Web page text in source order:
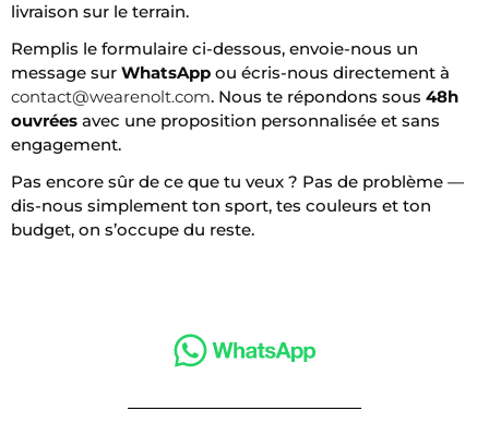
livraison sur le terrain.
Remplis le formulaire ci-dessous, envoie-nous un
message sur WhatsApp ou écris-nous directement à
contact@wearenolt.com. Nous te répondons sous 48h
ouvrées avec une proposition personnalisée et sans
engagement.
Pas encore sûr de ce que tu veux ? Pas de problème —
dis-nous simplement ton sport, tes couleurs et ton
budget, on s’occupe du reste.